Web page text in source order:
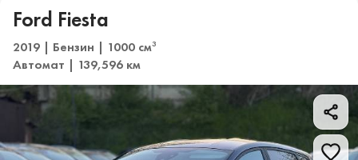
Ford Fiesta
2019 | Бензин | 1000 см3
Автомат | 139,596 км